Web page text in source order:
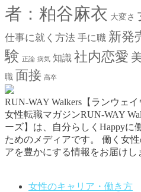
者：粕谷麻衣 大変さ
仕事に就く方法 手に職 新発
験 正論 病気 知識 社内恋愛
職 面接 高卒
RUN-WAY Walkers【ランウェ
女性転職マガジンRUN-WAY
ーズ】は、自分らしくHappyに
ためのメディアです。
働く女
アを豊かにする情報をお届けし
女性のキャリア・働き方